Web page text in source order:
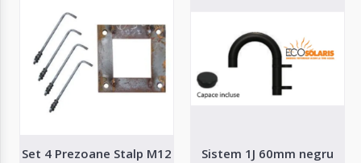
Set 4 Prezoane Stalp M12
Sistem 1J 60mm negru